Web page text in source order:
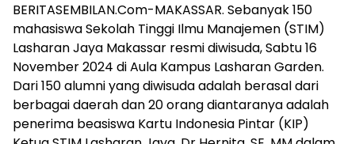
BERITASEMBILAN.Com-MAKASSAR. Sebanyak 150
mahasiswa Sekolah Tinggi Ilmu Manajemen (STIM)
Lasharan Jaya Makassar resmi diwisuda, Sabtu 16
November 2024 di Aula Kampus Lasharan Garden.
Dari 150 alumni yang diwisuda adalah berasal dari
berbagai daerah dan 20 orang diantaranya adalah
penerima beasiswa Kartu Indonesia Pintar (KIP)